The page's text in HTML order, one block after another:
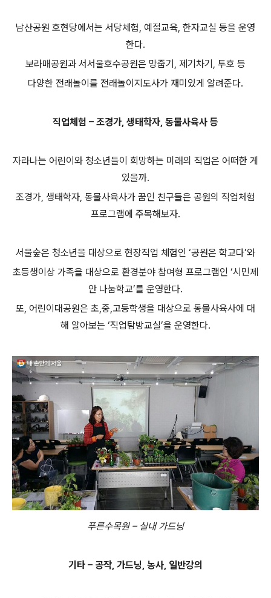
남산공원 호현당에서는 서당체험, 예절교육, 한자교실 등을 운영
한다.
보라매공원과 서서울호수공원은 망줍기, 제기차기, 투호 등
다양한 전래놀이를 전래놀이지도사가 재미있게 알려준다.
직업체험 – 조경가, 생태학자, 동물사육사 등
자라나는 어린이와 청소년들이 희망하는 미래의 직업은 어떠한 게
있을까.
조경가, 생태학자, 동물사육사가 꿈인 친구들은 공원의 직업체험
프로그램에 주목해보자.
서울숲은 청소년을 대상으로 현장직업 체험인 ‘공원은 학교다’와
초등생이상 가족을 대상으로 환경분야 참여형 프로그램인 ‘시민제
안 나눔학교’를 운영한다.
또, 어린이대공원은 초,중,고등학생을 대상으로 동물사육사에 대
해 알아보는 ‘직업탐방교실’을 운영한다.
푸른수목원 – 실내 가드닝
기타 – 공작, 가드닝, 농사, 일반강의